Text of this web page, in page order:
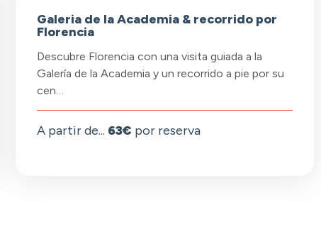
Galeria de la Academia & recorrido por
Florencia
Descubre Florencia con una visita guiada a la
Galería de la Academia y un recorrido a pie por su
cen…
A partir de... 63€ por reserva